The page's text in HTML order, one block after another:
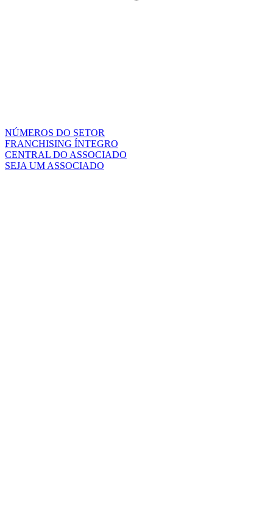
NÚMEROS DO SETOR
FRANCHISING ÍNTEGRO
CENTRAL DO ASSOCIADO
SEJA UM ASSOCIADO